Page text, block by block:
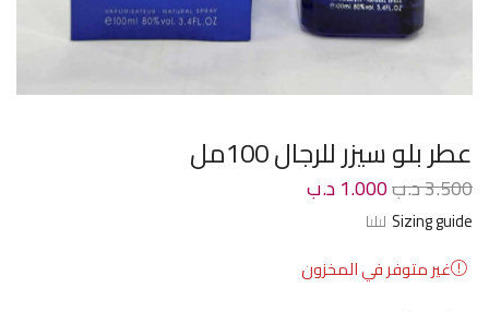
عطر بلو سيزر للرجال 100مل
3.500د.ب1.000د.ب
Sizing guide
غير متوفر في المخزون